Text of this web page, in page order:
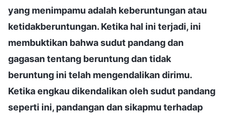
yang menimpamu adalah keberuntungan atau
ketidakberuntungan. Ketika hal ini terjadi, ini
membuktikan bahwa sudut pandang dan
gagasan tentang beruntung dan tidak
beruntung ini telah mengendalikan dirimu.
Ketika engkau dikendalikan oleh sudut pandang
seperti ini, pandangan dan sikapmu terhadap